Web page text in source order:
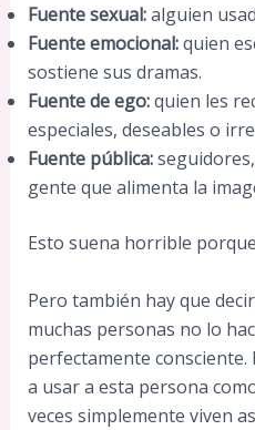
Fuente sexual:alguien
Fuente emocional:quien
sostiene sus dramas.
Fuente de ego:quien les
especiales, deseables o
Fuente pública:
gente que alimenta la
Esto suena horrible
Pero también hay que
muchas personas no lo
perfectamente consciente.
a usar a esta persona
veces simplemente viven